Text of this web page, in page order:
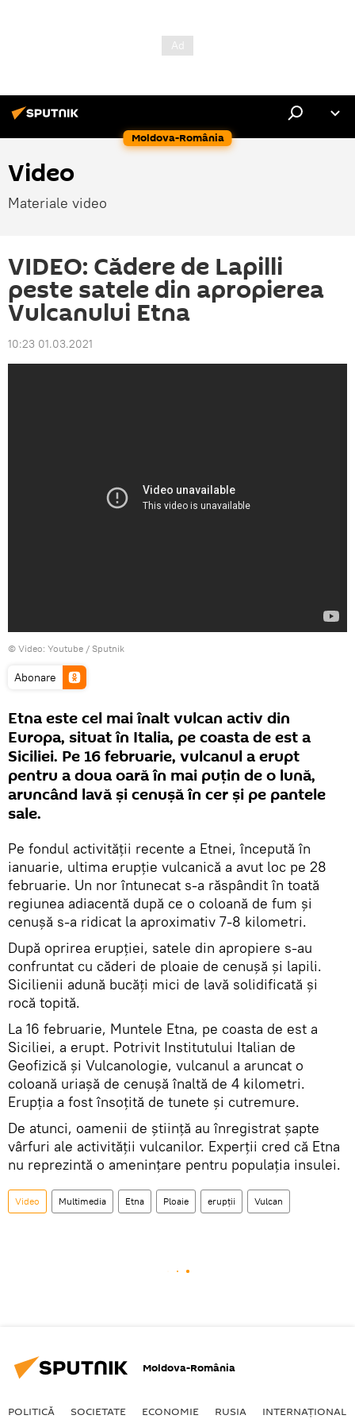
Moldova-România
Video
Materiale video
VIDEO: Cădere de Lapilli
peste satele din apropierea
Vulcanului Etna
10:23 01.03.2021
© Video: Youtube / Sputnik
Abonare
Etna este cel mai înalt vulcan activ din
Europa, situat în Italia, pe coasta de est a
Siciliei. Pe 16 februarie, vulcanul a erupt
pentru a doua oară în mai puțin de o lună,
aruncând lavă și cenușă în cer și pe pantele
sale.
Pe fondul activității recente a Etnei, începută în
ianuarie, ultima erupție vulcanică a avut loc pe 28
februarie. Un nor întunecat s-a răspândit în toată
regiunea adiacentă după ce o coloană de fum și
cenușă s-a ridicat la aproximativ 7-8 kilometri.
După oprirea erupției, satele din apropiere s-au
confruntat cu căderi de ploaie de cenușă și lapili.
Sicilienii adună bucăți mici de lavă solidificată și
rocă topită.
La 16 februarie, Muntele Etna, pe coasta de est a
Siciliei, a erupt. Potrivit Institutului Italian de
Geofizică și Vulcanologie, vulcanul a aruncat o
coloană uriașă de cenușă înaltă de 4 kilometri.
Erupția a fost însoțită de tunete și cutremure.
De atunci, oamenii de știință au înregistrat șapte
vârfuri ale activității vulcanilor. Experții cred că Etna
nu reprezintă o amenințare pentru populația insulei.
Video Multimedia Etna Ploaie erupții Vulcan
Moldova-România
POLITICĂ SOCIETATE ECONOMIE RUSIA INTERNAŢIONAL